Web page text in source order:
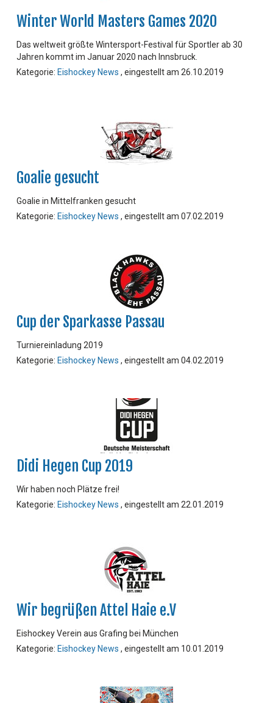
Winter World Masters Games 2020
Das weltweit größte Wintersport-Festival für Sportler ab 30
Jahren kommt im Januar 2020 nach Innsbruck.
Kategorie: Eishockey News , eingestellt am 26.10.2019
Goalie gesucht
Goalie in Mittelfranken gesucht
Kategorie: Eishockey News , eingestellt am 07.02.2019
Cup der Sparkasse Passau
Turniereinladung 2019
Kategorie: Eishockey News , eingestellt am 04.02.2019
Didi Hegen Cup 2019
Wir haben noch Plätze frei!
Kategorie: Eishockey News , eingestellt am 22.01.2019
Wir begrüßen Attel Haie e.V
Eishockey Verein aus Grafing bei München
Kategorie: Eishockey News , eingestellt am 10.01.2019